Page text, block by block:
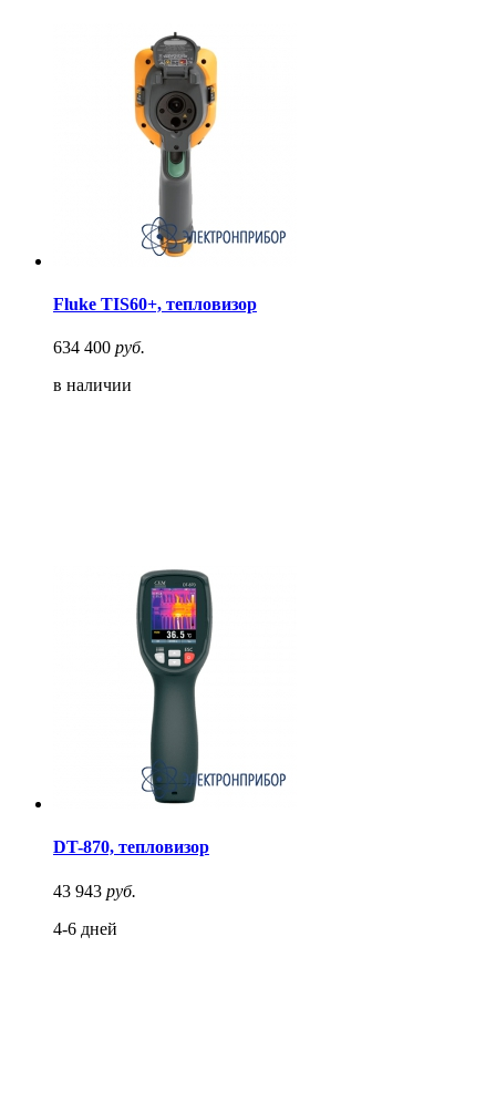
Fluke TIS60+, тепловизор
634 400 руб.
в наличии
DT-870, тепловизор
43 943 руб.
4-6 дней